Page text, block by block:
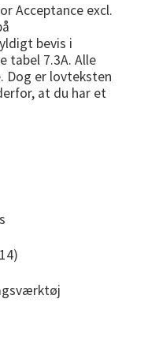
Acceptance excl.
bevis i
tabel 7.3A. Alle
Dog er lovteksten
at du har et